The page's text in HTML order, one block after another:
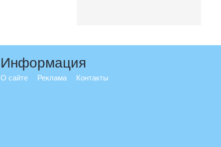
Информация
О сайте Реклама Контакты